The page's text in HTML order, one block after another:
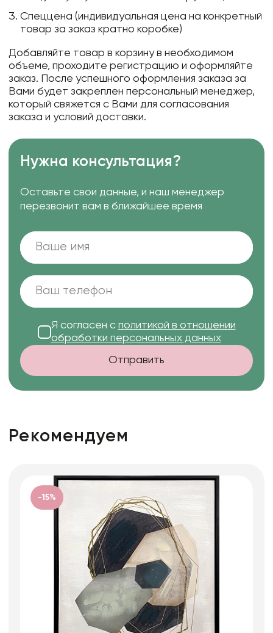
Спеццена (индивидуальная цена на конкретный
товар за заказ кратно коробке)
Добавляйте товар в корзину в необходимом
объеме, проходите регистрацию и оформляйте
заказ. После успешного оформления заказа за
Вами будет закреплен персональный менеджер,
который свяжется с Вами для согласования
заказа и условий доставки.
Нужна консультация?
Оставьте свои данные, и наш менеджер
перезвонит вам в ближайшее время
Я согласен с политикой в отношении
обработки персональных данных
Отправить
Рекомендуем
-15%